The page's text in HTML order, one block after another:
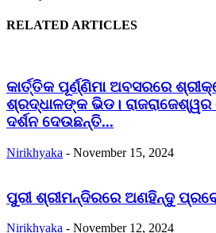
RELATED ARTICLES
କାର୍ତ୍ତିକ ପୂର୍ଣ୍ଣିମା ଅବସରରେ
ଶ୍ରଦ୍ଧାଳଙ୍କ ଭିଡ।
ଦର୍ଶନ ଦେଉଛନ୍ତି...
Nirikhyaka - November 15, 2024
ପୁରୀ ଶ୍ରୀମନ୍ଦିରରେ ଅଣହିନ୍ଦୁ
Nirikhyaka - November 12, 2024